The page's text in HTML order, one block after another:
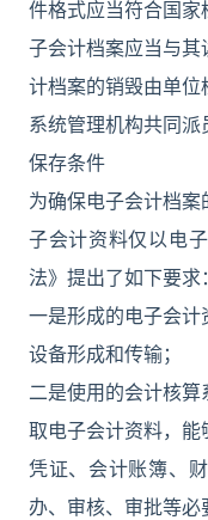
件格式应当符合国
子会计档案应当与
计档案的销毁由单
系统管理机构共同
保存条件
为确保电子会计档
子会计资料仅以电
法》提出了如下要求：
一是形成的电子会
设备形成和传输；
二是使用的会计核
取电子会计资料，
凭证、会计账簿、
办、审核、审批等必